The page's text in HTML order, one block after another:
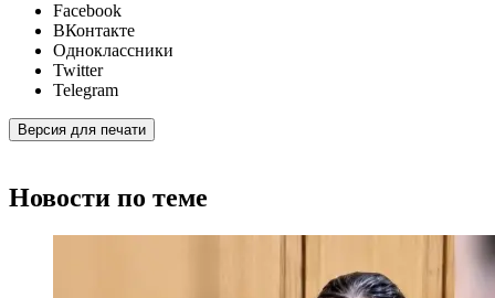
Facebook
ВКонтакте
Одноклассники
Twitter
Telegram
Версия для печати
Новости по теме